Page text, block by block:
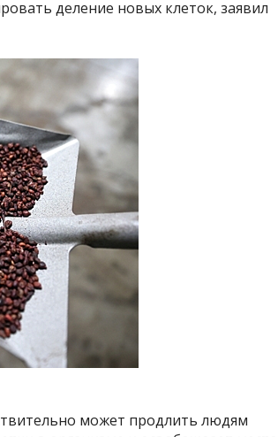
деление новых клеток, заявил
может продлить людям